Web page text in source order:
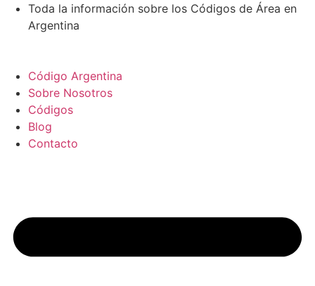
Toda la información sobre los Códigos de Área en
Argentina
Código Argentina
Sobre Nosotros
Códigos
Blog
Contacto